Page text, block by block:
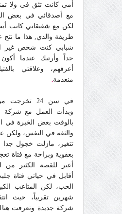
أمي كانت تثق في ولا
مع أصدقائي في بعض
لكن مع شقيقاتي كانت
طريقة والدي, هذا ما نتج
شبابي كنت شخص غير
جداً وأرتبك عندما
أعرفهم، وعلاقتي
منعدمة.
في سن 24
وبدأت العمل مع شركة
بالوقت بعض الخبرة في
والثقة في النفس، ولكن
تتغير، مازلت خجول جدا
بعفوية وبراحة مع فتاة
أعير للقصة الكثير من
أقابل في حياتي فتاة
الحب، لكن المتاعب
شهرين تقريباً، حيث
شركة جديدة وتعرفت